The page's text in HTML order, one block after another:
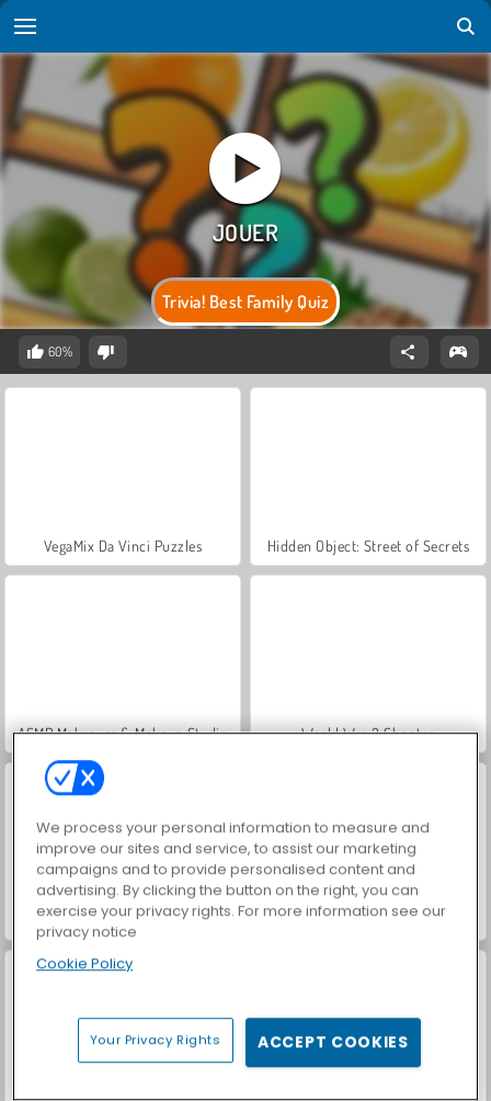
Trivia! Best Family Quiz
60%
VegaMix Da Vinci Puzzles Hidden Object: Street of Secrets
ASMR Makeover & Makeup Studio World War 2 Shooter
Farm Merge Valley Car Parking City Duel
We process your personal information to measure and
improve our sites and service, to assist our marketing
campaigns and to provide personalised content and
advertising. By clicking the button on the right, you can
exercise your privacy rights. For more information see our
privacy notice
Cookie Policy
Your Privacy Rights ACCEPT COOKIES